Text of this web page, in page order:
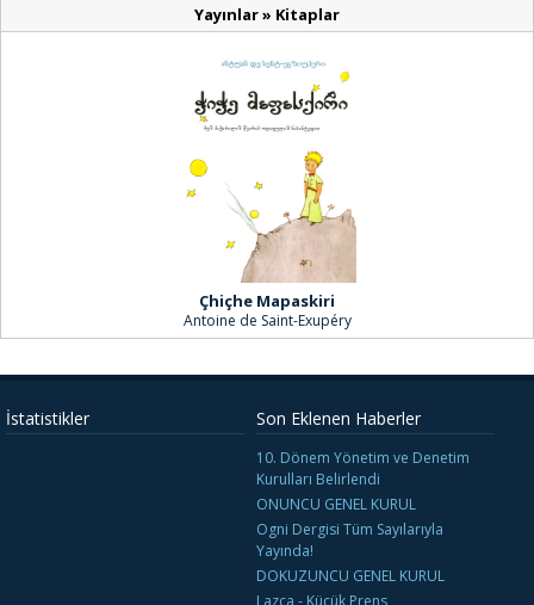
Yayınlar» Kitaplar
Çhiçhe Mapaskiri
Antoine de Saint-Exupéry
İstatistikler Son Eklenen Haberler
10. Dönem Yönetim ve Denetim
Kurulları Belirlendi
ONUNCU GENEL KURUL
Ogni Dergisi Tüm Sayılarıyla
Yayında!
DOKUZUNCU GENEL KURUL
Lazca - Küçük Prens